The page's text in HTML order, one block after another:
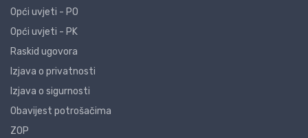
Opći uvjeti - PO
Opći uvjeti - PK
Raskid ugovora
Izjava o privatnosti
Izjava o sigurnosti
Obavijest potrošačima
ZOP